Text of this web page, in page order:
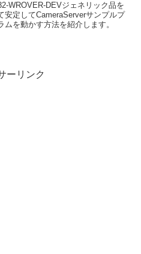
WROVER-DEVジェネリック品を
安定してCameraServerサンプルプ
ムを動かす方法を紹介します。
ーリンク